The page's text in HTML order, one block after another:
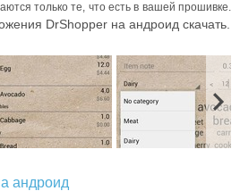
только те, что есть в вашей прошивке.
DrShopper на андроид скачать.
андроид